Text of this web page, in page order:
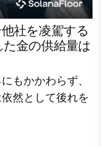
社を凌駕する
金の供給量は
もかかわらず、
然として後れを